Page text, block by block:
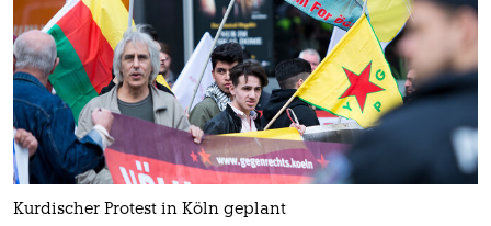
Kurdischer Protest in Köln geplant